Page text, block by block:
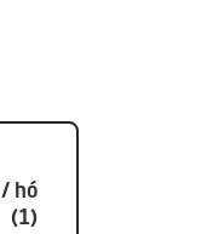
/ hó
(1)